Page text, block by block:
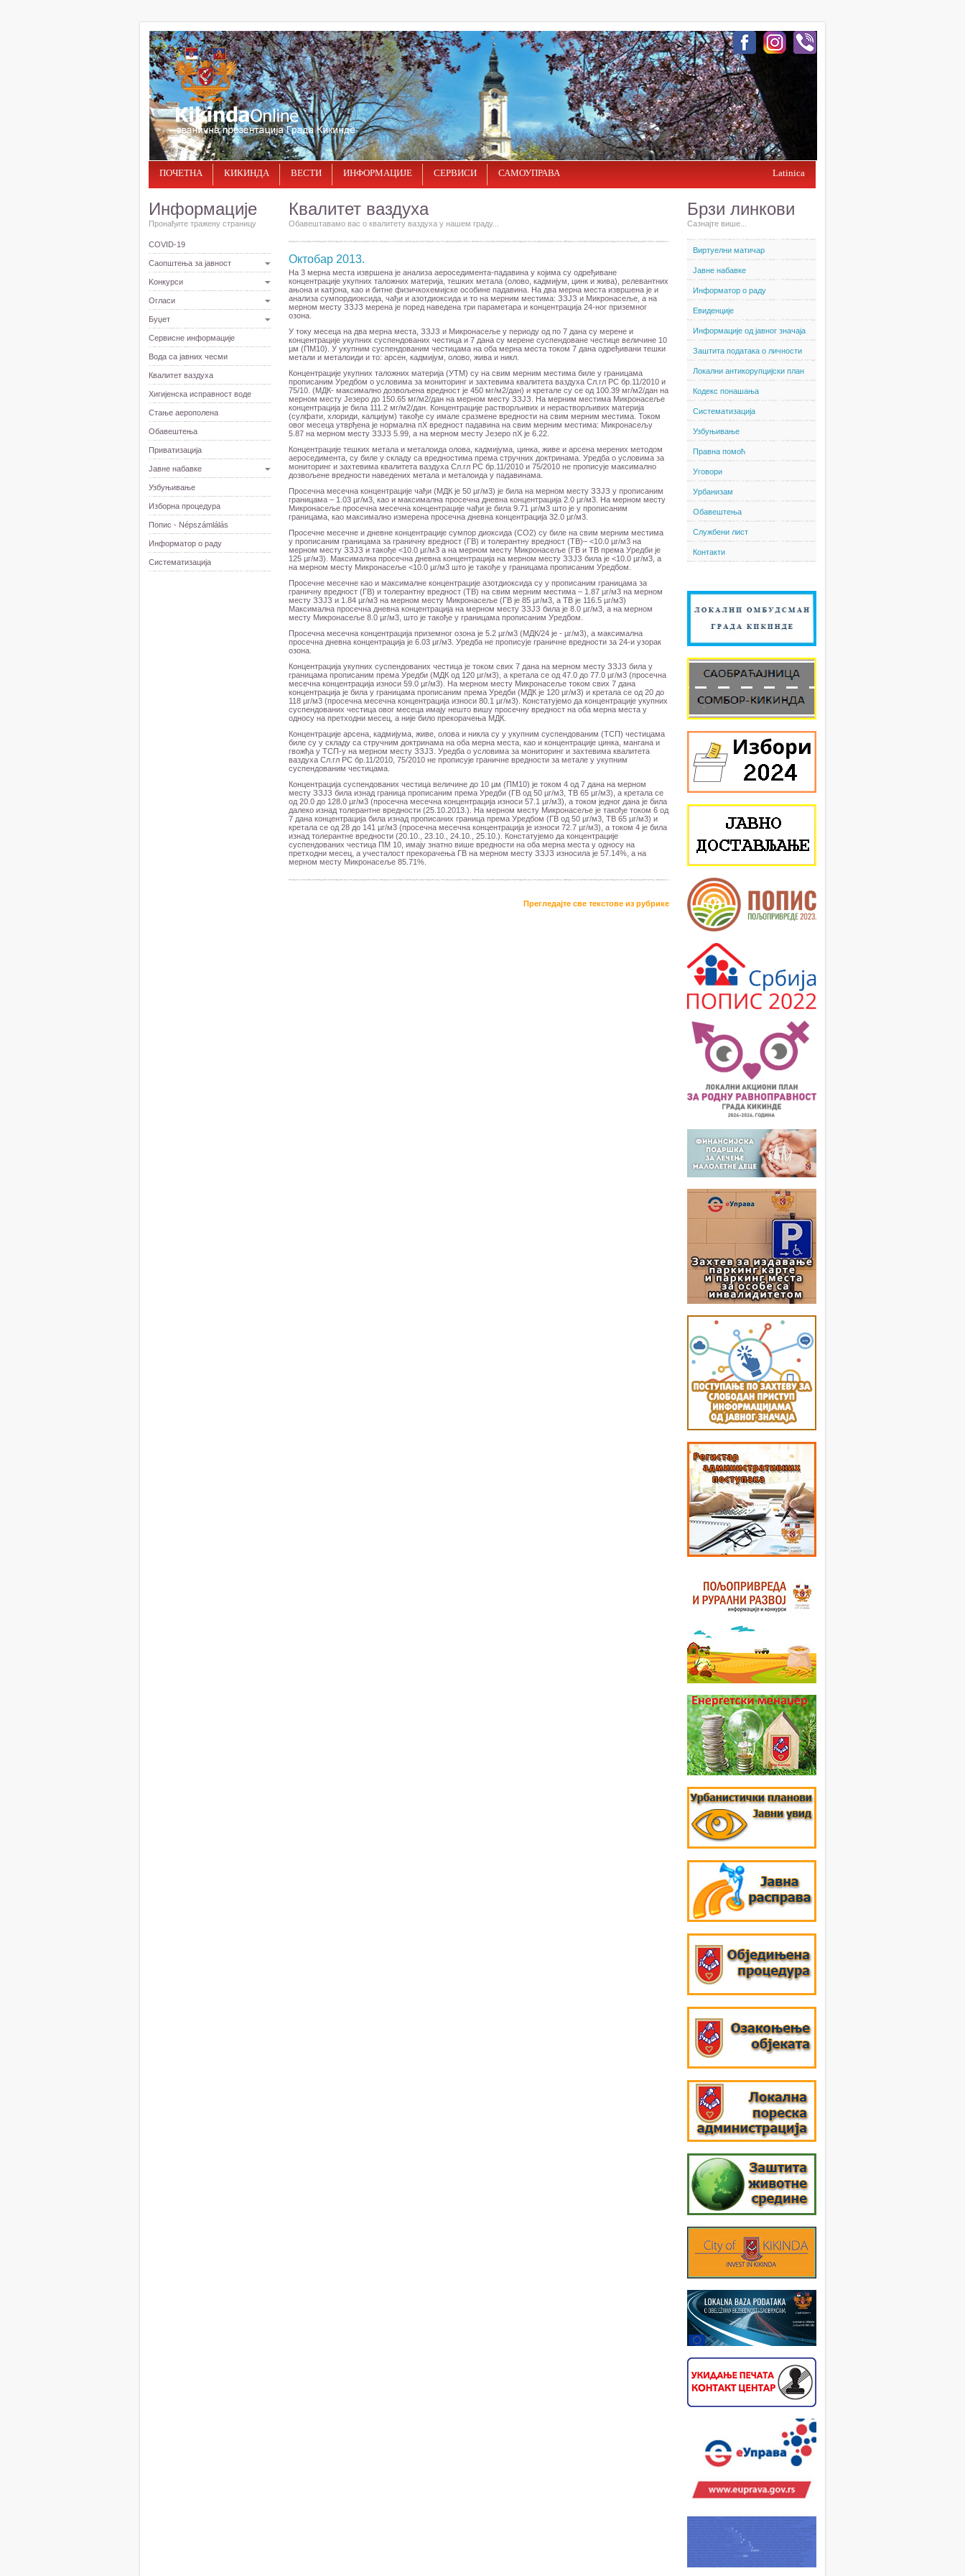
ПОЧЕТНА КИКИНДА ВЕСТИ ИНФОРМАЦИЈЕ СЕРВИСИ САМОУПРАВА Latinica
Информације
Пронађите тражену страницу
COVID-19
Саопштења за јавност
Kонкурси
Огласи
Буџет
Сервисне информације
Вода са јавних чесми
Квалитет ваздуха
Хигијенска исправност воде
Стање аерополена
Обавештења
Приватизација
Јавне набавке
Узбуњивање
Изборна процедура
Попис - Népszámlálás
Информатор о раду
Систематизација
Квалитет ваздуха
Обавештавамо вас о квалитету ваздуха у нашем граду...
Октобар 2013.
На 3 мерна места извршена је анализа аероседимента-падавина у којима су одређиване
концентрације укупних таложних материја, тешких метала (олово, кадмијум, цинк и жива), релевантних
ањона и катјона, као и битне физичкохемијске особине падавина. На два мерна места извршена је и
анализа сумпордиоксида, чађи и азотдиоксида и то на мерним местима: ЗЗЈЗ и Микронасеље, а на
мерном месту ЗЗЈЗ мерена је поред наведена три параметара и концентрација 24-ног приземног
озона.
У току месеца на два мерна места, ЗЗЈЗ и Микронасеље у периоду од по 7 дана су мерене и
концентрације укупних суспендованих честица и 7 дана су мерене суспендоване честице величине 10
µм (ПМ10). У укупним суспендованим честицама на оба мерна места током 7 дана одређивани тешки
метали и металоиди и то: арсен, кадмијум, олово, жива и никл.
Концентрације укупних таложних материја (УТМ) су на свим мерним местима биле у границама
прописаним Уредбом о условима за мониторинг и захтевима квалитета ваздуха Сл.гл РС бр.11/2010 и
75/10. (МДК- максимално дозвољена вредност је 450 мг/м2/дан) и кретале су се од 100.39 мг/м2/дан на
мерном месту Језеро до 150.65 мг/м2/дан на мерном месту ЗЗЈЗ. На мерним местима Микронасеље
концентрација је била 111.2 мг/м2/дан. Концентрације растворљивих и нерастворљивих материја
(сулфати, хлориди, калцијум) такође су имале сразмене вредности на свим мерним местима. Током
овог месеца утврђена је нормална пХ вредност падавина на свим мерним местима: Микронасељу
5.87 на мерном месту ЗЗЈЗ 5.99, а на мерном месту Језеро пХ је 6.22.
Концентрације тешких метала и металоида олова, кадмијума, цинка, живе и арсена мерених методом
аероседимента, су биле у складу са вредностима према стручних доктринама. Уредба о условима за
мониторинг и захтевима квалитета ваздуха Сл.гл РС бр.11/2010 и 75/2010 не прописује максимално
дозвољене вредности наведених метала и металоида у падавинама.
Просечна месечна концентрације чађи (МДК је 50 µг/м3) је била на мерном месту ЗЗЈЗ у прописаним
границама – 1.03 µг/м3, као и максимална просечна дневна концентрација 2.0 µг/м3. На мерном месту
Микронасеље просечна месечна концентрације чађи је била 9.71 µг/м3 што је у прописаним
границама, као максимално измерена просечна дневна концентрација 32.0 µг/м3.
Просечне месечне и дневне концентрације сумпор диоксида (СО2) су биле на свим мерним местима
у прописаним границама за граничну вредност (ГВ) и толерантну вредност (ТВ)– <10.0 µг/м3 на
мерном месту ЗЗЈЗ и такође <10.0 µг/м3 а на мерном месту Микронасеље (ГВ и ТВ према Уредби је
125 µг/м3). Максимална просечна дневна концентрација на мерном месту ЗЗЈЗ била је <10.0 µг/м3, а
на мерном месту Микронасеље <10.0 µг/м3 што је такође у границама прописаним Уредбом.
Просечне месечне као и максималне концентрације азотдиоксида су у прописаним границама за
граничну вредност (ГВ) и толерантну вредност (ТВ) на свим мерним местима – 1.87 µг/м3 на мерном
месту ЗЗЈЗ и 1.84 µг/м3 на мерном месту Микронасеље (ГВ је 85 µг/м3, а ТВ је 116.5 µг/м3)
Максимална просечна дневна концентрација на мерном месту ЗЗЈЗ била је 8.0 µг/м3, а на мерном
месту Микронасеље 8.0 µг/м3, што је такође у границама прописаним Уредбом.
Просечна месечна концентрација приземног озона је 5.2 µг/м3 (МДК/24 је - µг/м3), а максимална
просечна дневна концентрација је 6.03 µг/м3. Уредба не прописује граничне вредности за 24-и узорак
озона.
Концентрација укупних суспендованих честица је током свих 7 дана на мерном месту ЗЗЈЗ била у
границама прописаним према Уредби (МДК од 120 µг/м3), а кретала се од 47.0 до 77.0 µг/м3 (просечна
месечна концентрација износи 59.0 µг/м3). На мерном месту Микронасеље током свих 7 дана
концентрација је била у границама прописаним према Уредби (МДК је 120 µг/м3) и кретала се од 20 до
118 µг/м3 (просечна месечна концентрација износи 80.1 µг/м3). Констатујемо да концентрације укупних
суспендованих честица овог месеца имају нешто вишу просечну вредност на оба мерна места у
односу на претходни месец, а није било прекорачења МДК.
Концентрације арсена, кадмијума, живе, олова и никла су у укупним суспендованим (ТСП) честицама
биле су у складу са стручним доктринама на оба мерна места, као и концентрације цинка, мангана и
гвожђа у ТСП-у на мерном месту ЗЗЈЗ. Уредба о условима за мониторинг и захтевима квалитета
ваздуха Сл.гл РС бр.11/2010, 75/2010 не прописује граничне вредности за метале у укупним
суспендованим честицама.
Концентрација суспендованих честица величине до 10 µм (ПМ10) је током 4 од 7 дана на мерном
месту ЗЗЈЗ била изнад граница прописаним према Уредби (ГВ од 50 µг/м3, ТВ 65 µг/м3), а кретала се
од 20.0 до 128.0 µг/м3 (просечна месечна концентрација износи 57.1 µг/м3), а током једног дана је била
далеко изнад толерантне вредности (25.10.2013.). На мерном месту Микронасеље је такође током 6 од
7 дана концентрација била изнад прописаних граница према Уредбом (ГВ од 50 µг/м3, ТВ 65 µг/м3) и
кретала се од 28 до 141 µг/м3 (просечна месечна концентрација је износи 72.7 µг/м3), а током 4 је била
изнад толерантне вредности (20.10., 23.10., 24.10., 25.10.). Констатујемо да концентрације
суспендованих честица ПМ 10, имају знатно више вредности на оба мерна места у односу на
претходни месец, а учесталост прекорачења ГВ на мерном месту ЗЗЈЗ износила је 57.14%, а на
мерном месту Микронасеље 85.71%.
Прегледајте све текстове из рубрике
Брзи линкови
Сазнајте више...
Виртуелни матичар
Јавне набавке
Информатор о раду
Евиденције
Информације од јавног значаја
Заштита података о личности
Локални антикорупцијски план
Кодекс понашања
Систематизација
Узбуњивање
Правна помоћ
Уговори
Урбанизам
Обавештења
Службени лист
Контакти